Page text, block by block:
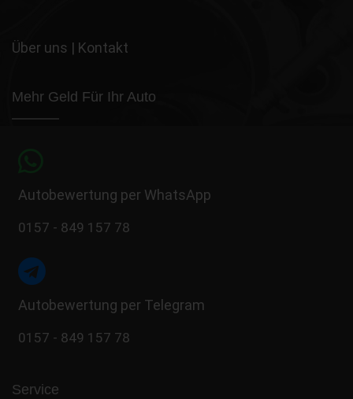
Über uns | Kontakt
Mehr Geld Für Ihr Auto
Autobewertung per WhatsApp
0157 - 849 157 78
Autobewertung per Telegram
0157 - 849 157 78
Service